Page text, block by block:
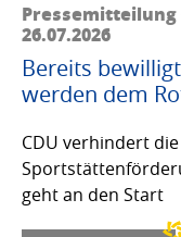
Pressemitteilung
26.07.2026
Bereits
werden dem
CDU verhindert
geht an den Start